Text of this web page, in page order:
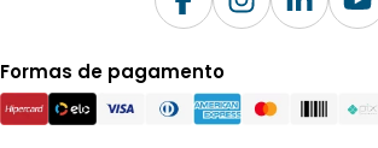
Formas de pagamento